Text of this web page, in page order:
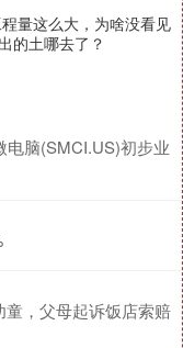
量这么大，为啥没看见
的土哪去了？
脑(SMCI.US)初步业
，父母起诉饭店索赔